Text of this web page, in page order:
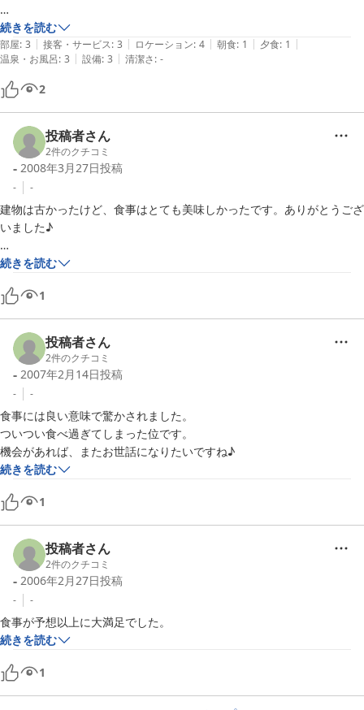
食事なしのプランでしたら申し分ない値段です。
トイレも今どき和式は無いかな〜とも思います。
続きを読む
部屋: 3 | 接客・サービス: 3 | ロケーション: 4 | 朝食: 1 | 夕食: 1 |
温泉・お風呂: 3 | 設備: 3 | 清潔さ: -
2
投稿者さん
2件のクチコミ
- 2008年3月27日投稿
- -
建物は古かったけど、食事はとても美味しかったです。ありがとうござ
いました♪
【ご利用の宿泊プラン】
和室6帖
続きを読む
1
投稿者さん
2件のクチコミ
- 2007年2月14日投稿
- -
食事には良い意味で驚かされました。
ついつい食べ過ぎてしまった位です。
機会があれば、またお世話になりたいですね♪
続きを読む
1
投稿者さん
2件のクチコミ
- 2006年2月27日投稿
- -
続きを読む
1